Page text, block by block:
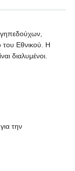
του Εθνικού. Η
διαλυμένοι.
την